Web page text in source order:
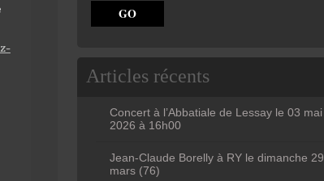
Articles récents
Concert à l’Abbatiale de Lessay le 03 mai
2026 à 16h00
Jean-Claude Borelly à RY le dimanche 29
mars (76)